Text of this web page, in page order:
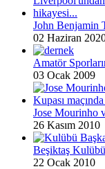
John Benjamin
02 Haziran
Amatör
03 Ocak 2009
Jose Mourinho
26 Kasım 2010
Beşiktaş
22 Ocak 2010